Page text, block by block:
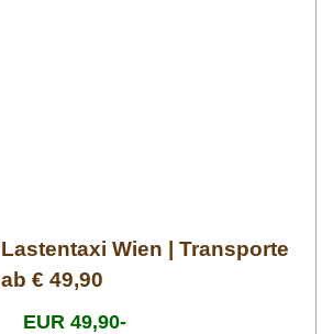
Lastentaxi Wien | Transporte
ab € 49,90
EUR 49,90-